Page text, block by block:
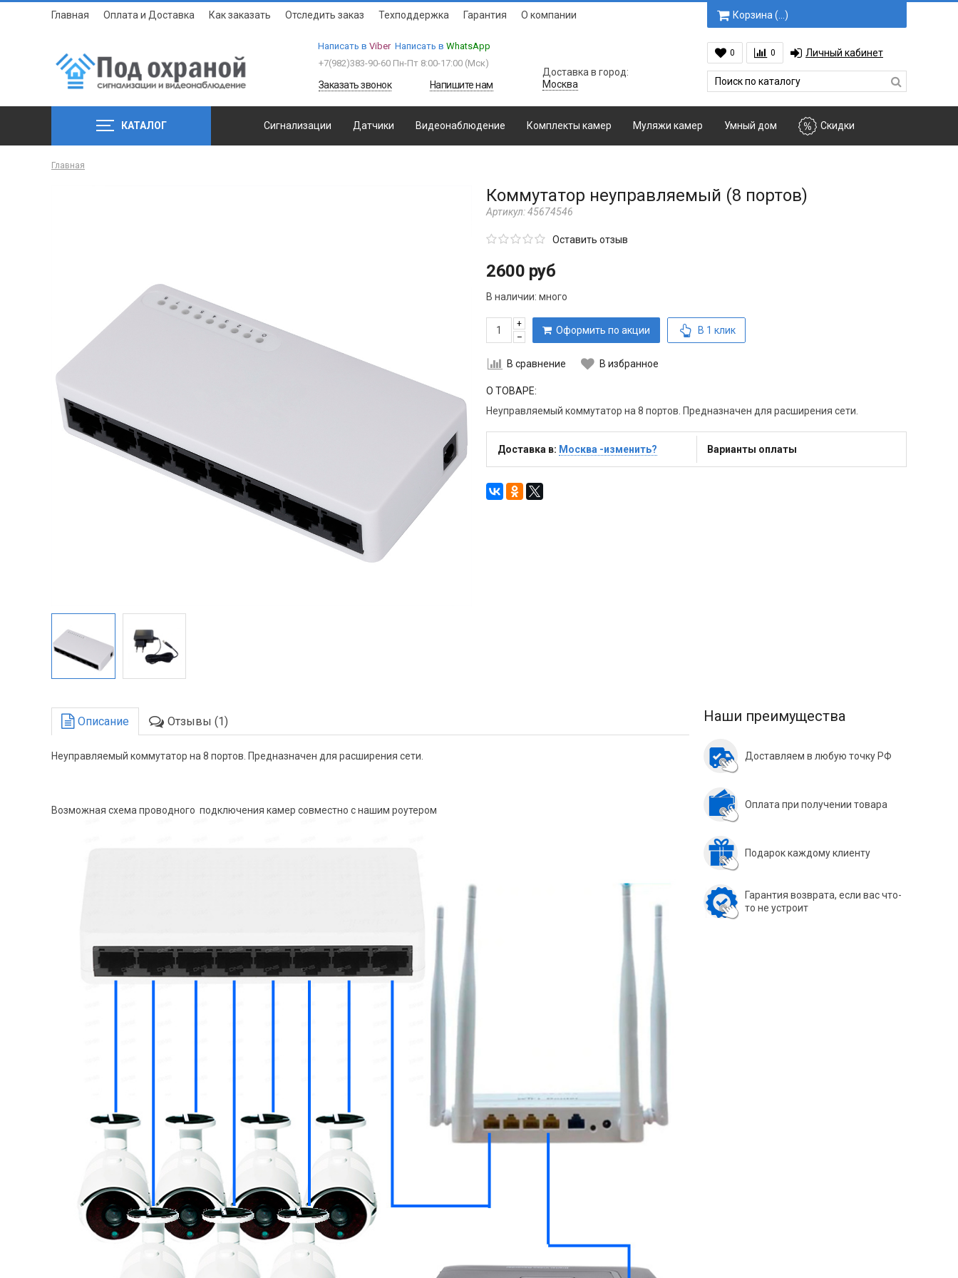
Главная Оплата и Доставка Как заказать Отследить заказ Техподдержка Гарантия О компании Корзина ( )
Написать в Viber Написать в WhatsApp
+7(982)383-90-60 Пн-Пт 8:00-17:00 (Мcк)
Заказать звонок Напишите нам
Доставка в город:
Москва
0 0 Личный кабинет
КАТАЛОГ Сигнализации Датчики Видеонаблюдение Комплекты камер Муляжи камер Умный дом Скидки
Главная
Коммутатор неуправляемый (8 портов)
Артикул:45674546
Оставить отзыв
2600 руб
В наличии: много
+
–
Оформить по акции В 1 клик
В сравнение В избранное
О ТОВАРЕ:
Неуправляемый коммутатор на 8 портов. Предназначен для расширения сети.
Доставка в: Москва -изменить? Варианты оплаты
Описание Отзывы (1)
Неуправляемый коммутатор на 8 портов. Предназначен для расширения сети.
Возможная схема проводного подключения камер совместно с нашим роутером
Наши преимущества
Доставляем в любую точку РФ
Оплата при получении товара
Подарок каждому клиенту
Гарантия возврата, если вас что-
то не устроит